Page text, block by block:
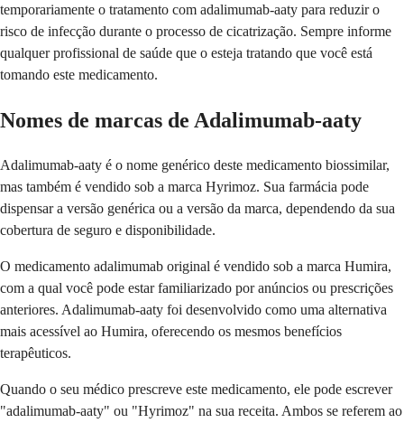
temporariamente o tratamento com adalimumab-aaty para reduzir o
risco de infecção durante o processo de cicatrização. Sempre informe
qualquer profissional de saúde que o esteja tratando que você está
tomando este medicamento.
Nomes de marcas de Adalimumab-aaty
Adalimumab-aaty é o nome genérico deste medicamento biossimilar,
mas também é vendido sob a marca Hyrimoz. Sua farmácia pode
dispensar a versão genérica ou a versão da marca, dependendo da sua
cobertura de seguro e disponibilidade.
O medicamento adalimumab original é vendido sob a marca Humira,
com a qual você pode estar familiarizado por anúncios ou prescrições
anteriores. Adalimumab-aaty foi desenvolvido como uma alternativa
mais acessível ao Humira, oferecendo os mesmos benefícios
terapêuticos.
Quando o seu médico prescreve este medicamento, ele pode escrever
"adalimumab-aaty" ou "Hyrimoz" na sua receita. Ambos se referem ao